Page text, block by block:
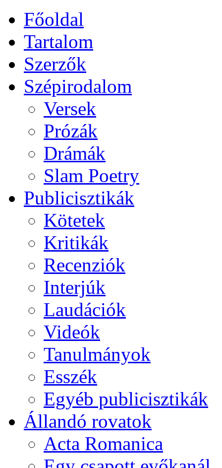
Főoldal
Tartalom
Szerzők
Szépirodalom
Versek
Prózák
Drámák
Slam Poetry
Publicisztikák
Kötetek
Kritikák
Recenziók
Interjúk
Laudációk
Videók
Tanulmányok
Esszék
Egyéb publicisztikák
Állandó rovatok
Acta Romanica